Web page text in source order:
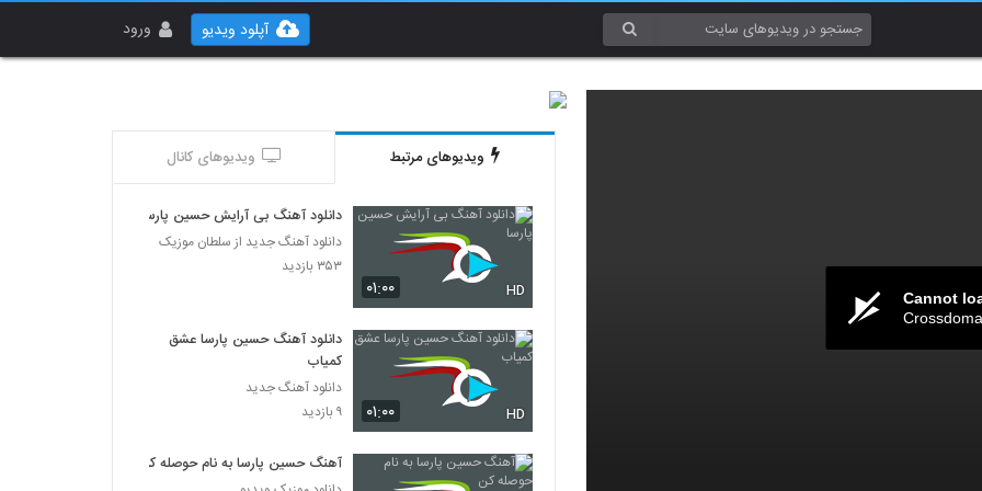
ورود آپلود ویدیو
Cannot
ویدیوهای مرتبط ویدیوهای کانال
۰۱:۰۰ HD
دانلود آهنگ بی آرایش حسین پارسا
دانلود آهنگ جدید از سلطان موزیک
۳۵۳ بازدید
۰۱:۰۰ HD
دانلود آهنگ حسین پارسا عشق
کمیاب
دانلود آهنگ جدید
۹ بازدید
آهنگ حسین پارسا به نام حوصله کن